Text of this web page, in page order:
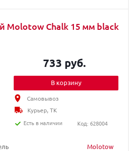
Molotow Chalk 15 мм black
Molotow
733 руб.
В корзину
Самовывоз
Курьер, ТК
Есть в наличии
Код: 628004